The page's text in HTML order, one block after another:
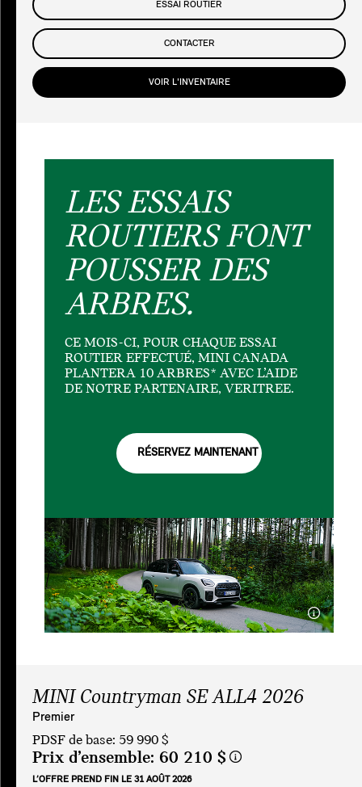
ESSAI ROUTIER
CONTACTER
VOIR L'INVENTAIRE
LES ESSAIS
ROUTIERS FONT
POUSSER DES
ARBRES.
CE MOIS-CI, POUR CHAQUE ESSAI
ROUTIER EFFECTUÉ, MINI CANADA
PLANTERA 10 ARBRES* AVEC L’AIDE
DE NOTRE PARTENAIRE, VERITREE.
RÉSERVEZ MAINTENANT
MINI Countryman SE ALL4 2026
Premier
PDSF de base: 59 990 $
Prix d’ensemble: 60 210 $
L’OFFRE PREND FIN LE 31 AOÛT 2026